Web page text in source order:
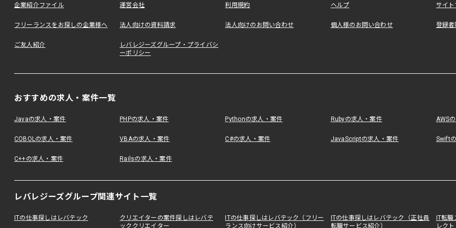
企業紹介ファイル 運営会社 利用規約 ヘルプ サイ
フリーランスをお探しの企業様へ 法人向けの資料請求 法人向けのお問い合わせ 個人様のお問い合わせ 登録者
ご友人紹介
レバレジーズグループ・プライバシ
ーポリシー
おすすめの求人・案件一覧
Javaの求人・案件 PHPの求人・案件 Pythonの求人・案件 Rubyの求人・案件 AWS
COBOLの求人・案件 VBAの求人・案件 C#の求人・案件 JavaScriptの求人・案件 Swift
C++の求人・案件 Railsの求人・案件
レバレジーズグループ関連サイト一覧
ITの仕事探しはレバテック
クリエイターの案件探しはレバテ
ッククリエイター
ITの仕事探しはレバテック（フリー
ランス向けサービス紹介）
ITの仕事探しはレバテック（正社員
転職サービス紹介）
IT転
レクト